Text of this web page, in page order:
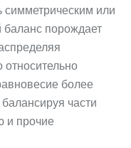
или
порождает
более
части
и прочие